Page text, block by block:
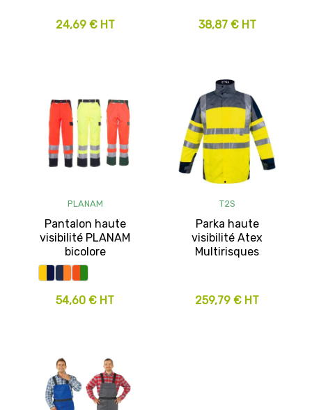
24,69 € HT 38,87 € HT
PLANAM
Pantalon haute
visibilité PLANAM
bicolore
54,60 € HT
T2S
Parka haute
visibilité Atex
Multirisques
259,79 € HT